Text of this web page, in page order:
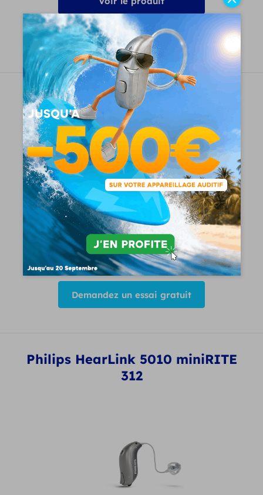
Demandez un essai gratuit
Philips HearLink 3020 BTE SP 13
950€
Voir le produit
Demandez un essai gratuit
Philips HearLink 5010 miniRITE
312